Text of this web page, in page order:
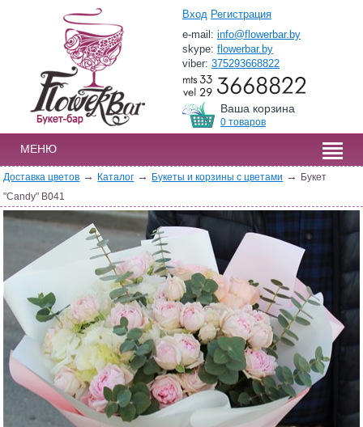
Вход Регистрация
e-mail:info@flowerbar.by
skype:flowerbar.by
viber:375293668822
Ваша корзина
0 товаров
МЕНЮ
Доставка цветов → Каталог → Букеты и корзины с цветами →
Букет
"Candy" B041